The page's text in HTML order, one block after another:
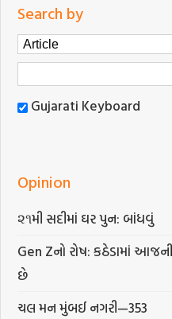
Search by
Gujarati Keyboard
Opinion
૨૧મી સદીમાં ઘર પુન: બાંધવું
Gen Zનો રોષ: કઠેડામાં
છે
ચલ મન મુંબઈ નગરી—353